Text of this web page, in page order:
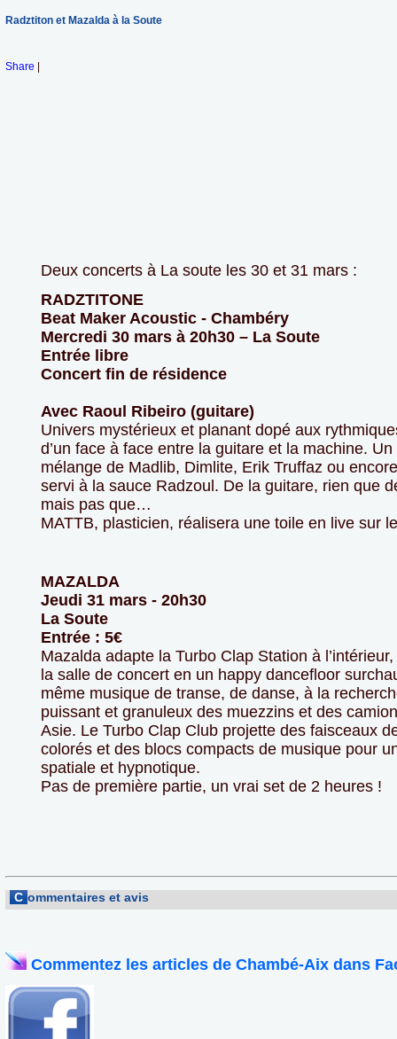
Radztiton et Mazalda à la Soute
Share
Deux concerts à La soute les 30 et 31 mars :
RADZTITONE
Beat Maker Acoustic - Chambéry
Mercredi 30 mars à 20h30 – La Soute
Entrée libre
Concert fin de résidence
Avec Raoul Ribeiro (guitare)
Univers mystérieux et planant dopé aux
d’un face à face entre la guitare et la machine.
mélange de Madlib, Dimlite, Erik Truffaz ou
servi à la sauce Radzoul. De la guitare, rien que
mais pas que…
MATTB, plasticien, réalisera une toile en live sur
MAZALDA
Jeudi 31 mars - 20h30
La Soute
Entrée : 5€
Mazalda adapte la Turbo Clap Station à
la salle de concert en un happy dancefloor
même musique de transe, de danse, à la
puissant et granuleux des muezzins et des
Asie. Le Turbo Clap Club projette des faisceaux
colorés et des blocs compacts de musique pour
spatiale et hypnotique.
Pas de première partie, un vrai set de 2 heures !
C ommentaires et avis
Commentez les articles de Chambé-Aix dans